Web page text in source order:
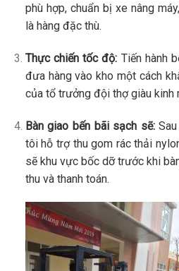
phù hợp, chuẩn bị xe nâng
là hàng đặc thù.
Thực chiến tốc độ: Tiến hành
đưa hàng vào kho một cách
của tổ trưởng đội thợ giàu kinh
Bàn giao bến bãi sạch sẽ:Sau
tôi hỗ trợ thu gom rác thải
sẽ khu vực bốc dỡ trước khi
thu và thanh toán.